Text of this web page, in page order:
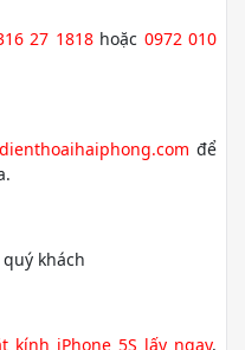
27 1818hoặc 0972 010
để
khách
kính iPhone 5S lấy ngay,